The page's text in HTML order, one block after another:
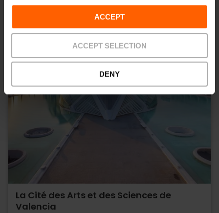
ACCEPT
ACCEPT SELECTION
DENY
La Cité des Arts et des Sciences de
Valencia